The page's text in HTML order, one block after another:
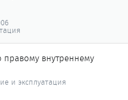
правому внутреннему
и эксплуатация